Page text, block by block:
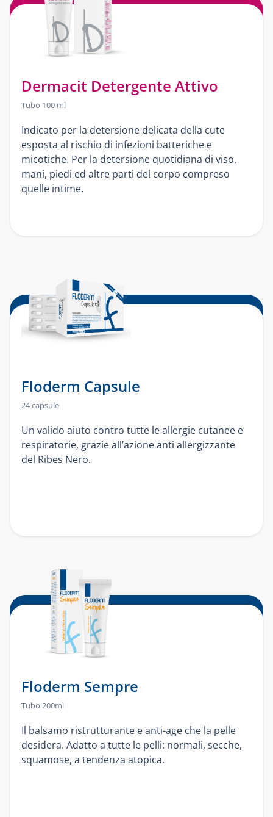
Dermacit Detergente Attivo
Tubo 100 ml
Indicato per la detersione delicata della cute
esposta al rischio di infezioni batteriche e
micotiche. Per la detersione quotidiana di viso,
mani, piedi ed altre parti del corpo compreso
quelle intime.
Floderm Capsule
24 capsule
Un valido aiuto contro tutte le allergie cutanee e
respiratorie, grazie all’azione anti allergizzante
del Ribes Nero.
Floderm Sempre
Tubo 200ml
Il balsamo ristrutturante e anti-age che la pelle
desidera. Adatto a tutte le pelli: normali, secche,
squamose, a tendenza atopica.